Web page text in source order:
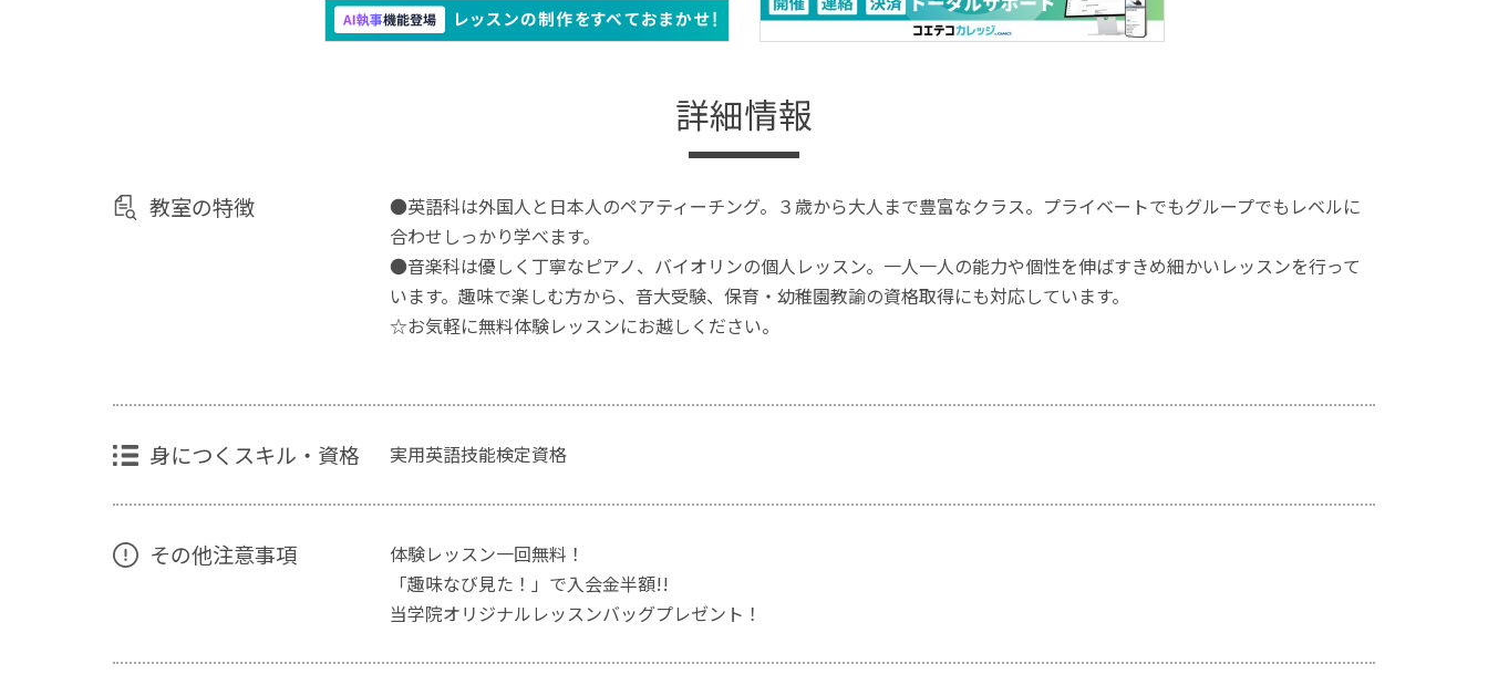
詳細情報
教室の特徴
●英語科は外国人と日本人のペアティーチング。３歳から大人まで豊富なクラス。プライベートでもグループでもレベルに
合わせしっかり学べます。
●音楽科は優しく丁寧なピアノ、バイオリンの個人レッスン。一人一人の能力や個性を伸ばすきめ細かいレッスンを行って
います。趣味で楽しむ方から、音大受験、保育・幼稚園教諭の資格取得にも対応しています。
☆お気軽に無料体験レッスンにお越しください。
身につくスキル・資格 実用英語技能検定資格
その他注意事項
体験レッスン一回無料！
「趣味なび見た！」で入会金半額!!
当学院オリジナルレッスンバッグプレゼント！